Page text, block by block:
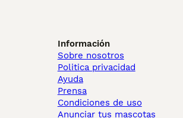
Información
Sobre nosotros
Politica privacidad
Ayuda
Prensa
Condiciones de uso
Anunciar tus mascotas